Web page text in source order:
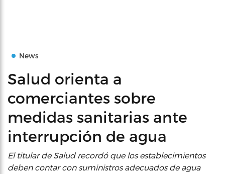
News
Salud orienta a
comerciantes sobre
medidas sanitarias ante
interrupción de agua
El titular de Salud recordó que los establecimientos
deben contar con suministros adecuados de agua